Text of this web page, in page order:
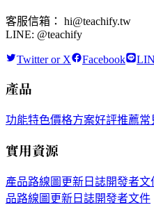
客服信箱： hi@teachify.tw
LINE: @teachify
Twitter or X Facebook
產品
功能特色價格方案好評推薦常
實用資源
產品路線圖 更新日誌開發者文
品路線圖 更新日誌開發者文件